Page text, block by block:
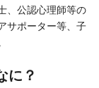
、公認心理師等の
サポーター等、子
に？